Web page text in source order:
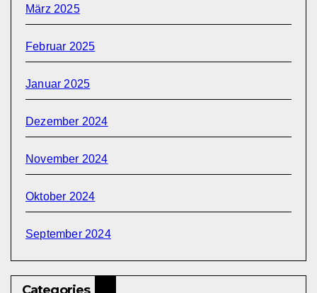
März 2025
Februar 2025
Januar 2025
Dezember 2024
November 2024
Oktober 2024
September 2024